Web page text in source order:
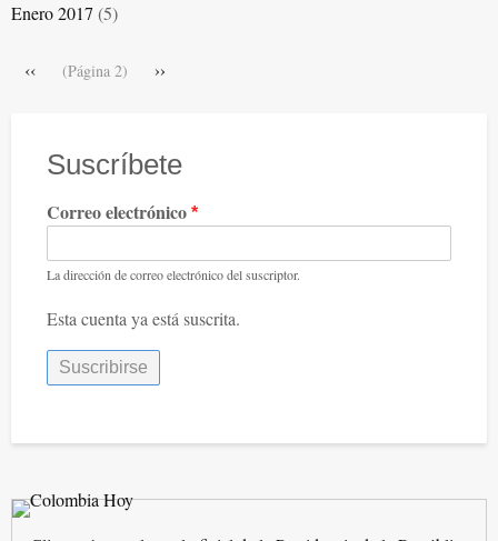
Enero 2017 (5)
Página
‹‹ (Página 2)
Siguiente
››
Suscríbete
Correo electrónico
La dirección de correo electrónico del suscriptor.
Esta cuenta ya está suscrita.